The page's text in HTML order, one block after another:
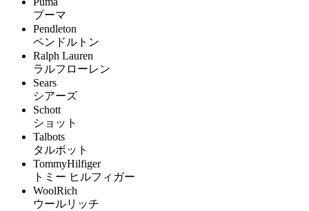
プーマ
Pendleton
ペンドルトン
Ralph Lauren
ラルフローレン
Sears
シアーズ
Schott
ショット
Talbots
タルボット
TommyHilfiger
トミー ヒルフィガー
WoolRich
ウールリッチ